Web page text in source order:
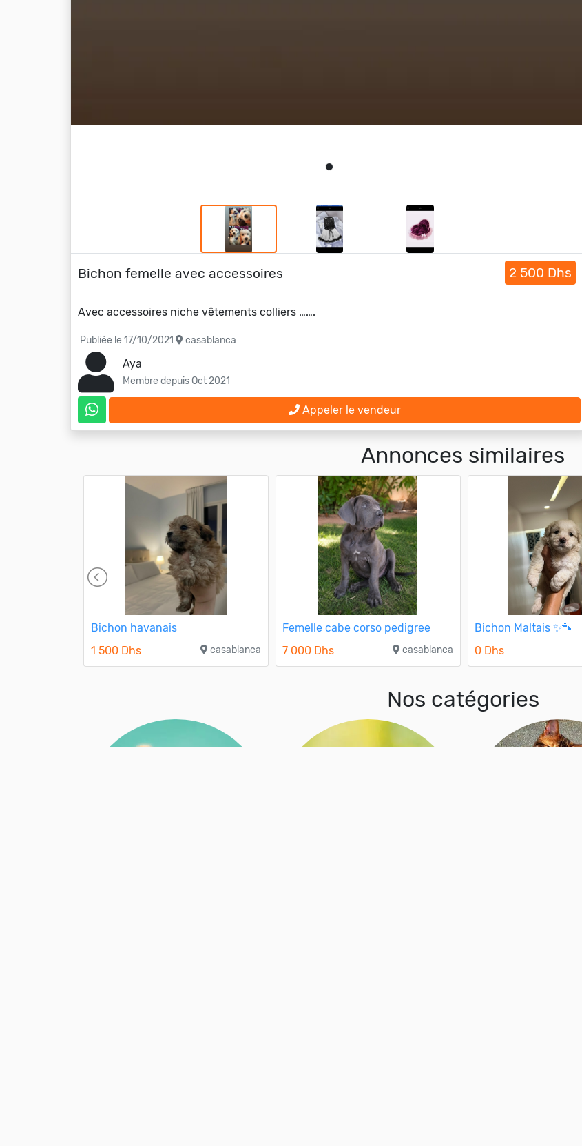
2 500 Dhs
Bichon femelle avec accessoires
Avec accessoires niche vêtements colliers …….
Publiée le 17/10/2021 casablanca
Aya
Membre depuis Oct 2021
Appeler le vendeur
Annonces similaires
Bichon havanais
1 500 Dhs
casablanca
Femelle cabe corso pedigree
7 000 Dhs
casablanca
Bichon Maltais ✨🐾
0 Dhs
Nos catégories